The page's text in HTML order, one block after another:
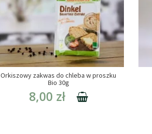
Orkiszowy zakwas do chleba w proszku
Bio 30g
8,00 zł